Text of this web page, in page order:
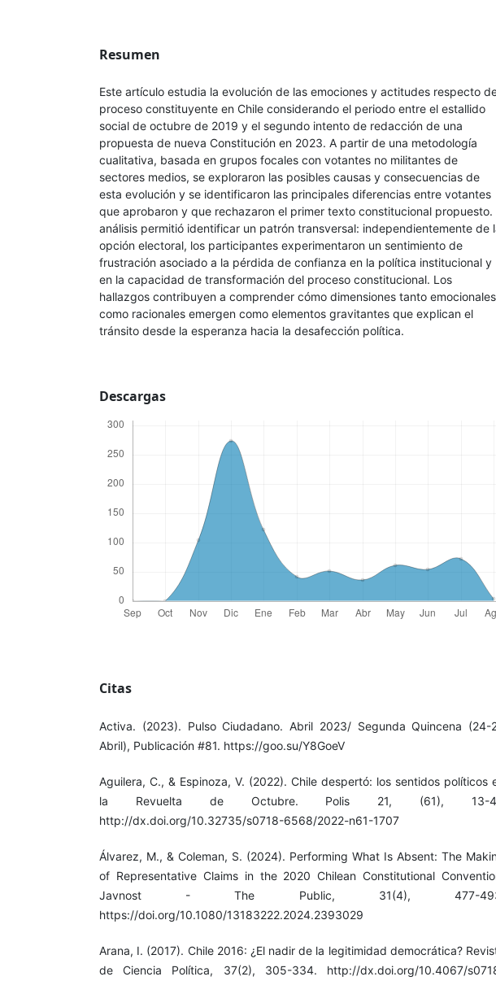
Resumen
Este artículo estudia la evolución de las emociones y actitudes respecto
proceso constituyente en Chile considerando el periodo entre el estallido
social de octubre de 2019 y el segundo intento de redacción de una
propuesta de nueva Constitución en 2023. A partir de una metodología
cualitativa, basada en grupos focales con votantes no militantes de
sectores medios, se exploraron las posibles causas y consecuencias de
esta evolución y se identificaron las principales diferencias entre votantes
que aprobaron y que rechazaron el primer texto constitucional propuesto.
análisis permitió identificar un patrón transversal: independientemente de
opción electoral, los participantes experimentaron un sentimiento de
frustración asociado a la pérdida de confianza en la política institucional y
en la capacidad de transformación del proceso constitucional. Los
hallazgos contribuyen a comprender cómo dimensiones tanto emocionales
como racionales emergen como elementos gravitantes que explican el
tránsito desde la esperanza hacia la desafección política.
Descargas
Citas
Activa. (2023). Pulso Ciudadano. Abril 2023/ Segunda Quincena (24-
Abril), Publicación #81. https://goo.su/Y8GoeV
Aguilera, C., & Espinoza, V. (2022). Chile despertó: los sentidos políticos
la Revuelta de Octubre. Polis 21, (61), 13-
http://dx.doi.org/10.32735/s0718-6568/2022-n61-1707
Álvarez, M., & Coleman, S. (2024). Performing What Is Absent: The
of Representative Claims in the 2020 Chilean Constitutional
Javnost - The Public, 31(4), 477-
https://doi.org/10.1080/13183222.2024.2393029
Arana, I. (2017). Chile 2016: ¿El nadir de la legitimidad democrática?
de Ciencia Política, 37(2), 305-334. http://dx.doi.org/10.4067/